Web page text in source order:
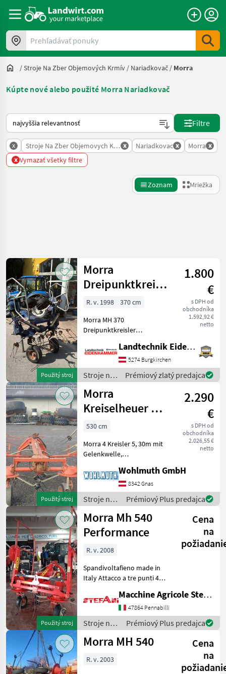
Prehľadávať ponuky
/Stroje Na Zber Objemových Krmív / Nariadkovač / Morra
Kúpte nové alebo použité Morra Nariadkovač
Takto sa vykonáva triedenie na Landwirt.com
Filtre
x Stroje Na Zber Objemovych Krmiv
x Nariadkovac x Morra x
x Vymazať všetky filtre
Zoznam Mriežka
Kategória 4 Krajina
AKTUÁLNA
CESTA
poľnohospodárska
technika
Stroje Na Zber
Objemovych
Krmiv
Nariadkovac
Morra
VYBRAŤ
KATEGÓRIU
Morra
Pöttinger
Krone
Claas
Kuhn
Fella
Zobraziť
všetkých
36
MARKETPLACE
Marketplace
Ponuky
predajcov
Drobné
inzeráty
Resetovať
Zobraziť 4
výsledkov
Použitý stroj
Morra
Dreipunktkreisler
MH 370
1.800
€
s DPH od
obchodníka
1.592,92 €
netto
R. v. 1998
370 cm
Morra MH 370
Dreipunktkreisler
Verfügbar Standort in 5621
St.Veit im Pongau Stroje na
zber objemových krmív
Nariadkovač
Landtechnik Eidenhammer GmbH
5274 Burgkirchen
Stroje na
zber
objemových
krmív /
Morra
Prémiový zlatý predajca
Použitý stroj
Morra
Kreiselheuer MH
530 4 Kreisler
2.290
€
s DPH od
obchodníka
2.026,55 €
netto
530 cm
Morra 4 Kreisler 5, 30m mit
Gelenkwelle,
Außenkreisel nach innen
drehbar nastavenie výšky:
hydraulické nastavenie
výšky, Závesný
nariadkovač, Ochranná ob
Wohlmuth GmbH
8342 Gnas
Stroje na
zber
objemových
krmív /
Morra
Prémiový Plus predajca
Použitý stroj
Morra Mh 540
Performance
Cena
na
R. v. 2008
Spandivoltafieno made in
Italy Attacco a tre punti 4
ripiegabili idraulicamente
larghezza ingombro su
strada 250 cm 6 bracci per
ro
Macchine Agricole Stefani Luciano
47864 Pennabilli
Stroje na
zber
objemových
Morra
Prémiový Plus predajca
Morra MH 540
Cena
na
R. v. 2003